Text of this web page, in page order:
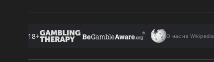
18+ О нас на Wikipedia